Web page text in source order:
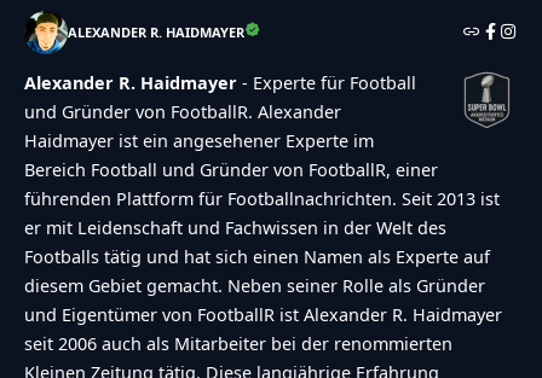
ALEXANDER R. HAIDMAYER
Alexander R. Haidmayer - Experte für Football
und Gründer von FootballR. Alexander
Haidmayer ist ein angesehener Experte im
Bereich Football und Gründer von FootballR, einer
führenden Plattform für Footballnachrichten. Seit 2013 ist
er mit Leidenschaft und Fachwissen in der Welt des
Footballs tätig und hat sich einen Namen als Experte auf
diesem Gebiet gemacht. Neben seiner Rolle als Gründer
und Eigentümer von FootballR ist Alexander R. Haidmayer
seit 2006 auch als Mitarbeiter bei der renommierten
Kleinen Zeitung tätig. Diese langjährige Erfahrung